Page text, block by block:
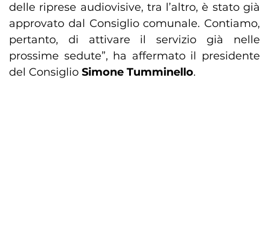
delle riprese audiovisive, tra l’altro, è stato già
approvato dal Consiglio comunale. Contiamo,
pertanto, di attivare il servizio già nelle
prossime sedute”, ha affermato il presidente
del Consiglio Simone Tumminello.